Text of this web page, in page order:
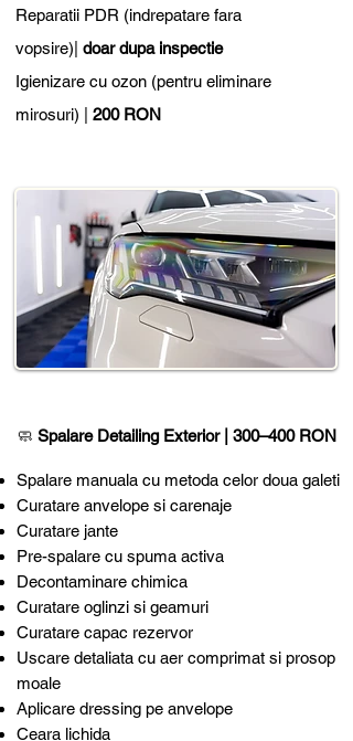
Reparatii PDR (indrepatare fara
vopsire)| doar dupa inspectie
Igienizare cu ozon (pentru eliminare
mirosuri) |
200 RON
🧼 Spalare Detailing Exterior 300–400 RON
Spalare manuala cu metoda celor doua galeti
Curatare anvelope si carenaje
Curatare jante
Pre-spalare cu spuma activa
Decontaminare chimica
Curatare oglinzi si geamuri
Curatare capac rezervor
Uscare detaliata cu aer comprimat si prosop
moale
Aplicare dressing pe anvelope
Ceara lichida